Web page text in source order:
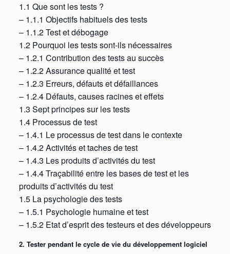
1.1 Que sont les tests ?
– 1.1.1 Objectifs habituels des tests
– 1.1.2 Test et débogage
1.2 Pourquoi les tests sont-ils nécessaires
– 1.2.1 Contribution des tests au succès
– 1.2.2 Assurance qualité et test
– 1.2.3 Erreurs, défauts et défaillances
– 1.2.4 Défauts, causes racines et effets
1.3 Sept principes sur les tests
1.4 Processus de test
– 1.4.1 Le processus de test dans le contexte
– 1.4.2 Activités et taches de test
– 1.4.3 Les produits d’activités du test
– 1.4.4 Traçabilité entre les bases de test et les
produits d’activités du test
1.5 La psychologie des tests
– 1.5.1 Psychologie humaine et test
– 1.5.2 Etat d’esprit des testeurs et des développeurs
2. Tester pendant le cycle de vie du développement logiciel